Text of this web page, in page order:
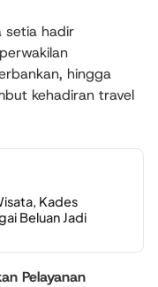
setia hadir
hingga
kehadiran travel
Kades
Beluan Jadi
Pelayanan